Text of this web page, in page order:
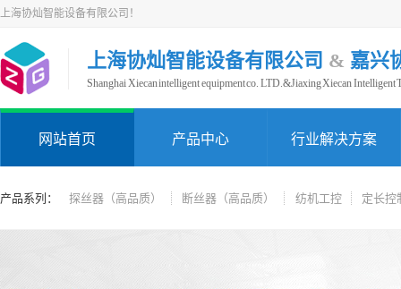
上海协灿智能设备有限公司！
上海协灿智能设备有限公司 & 嘉兴
Shanghai Xiecan intelligent equipment co. LTD.&Jiaxing Xiecan Intelligent
网站首页 产品中心 行业解决方案
产品系列： 探丝器（高品质） 断丝器（高品质） 纺机工控 定长控